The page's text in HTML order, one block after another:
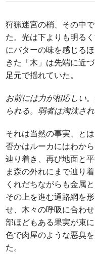
狩猟迷宮の梢、その中
た。光は下よりも明る
にバターの味を感じる
きた「木」は先端に近
足元で揺れていた。
お前には力が相応しい
られる。弱者は淘汰され
それは当然の事実、と
否かはルーカにはわか
辿り着き、再び地面と
ま森の外れにまで辿り
くれだちながらも金属
その上を進む通路網を
せ、木々の呼吸に合わ
部ほどもある果実が束
色で肉屋のような悪臭
た。